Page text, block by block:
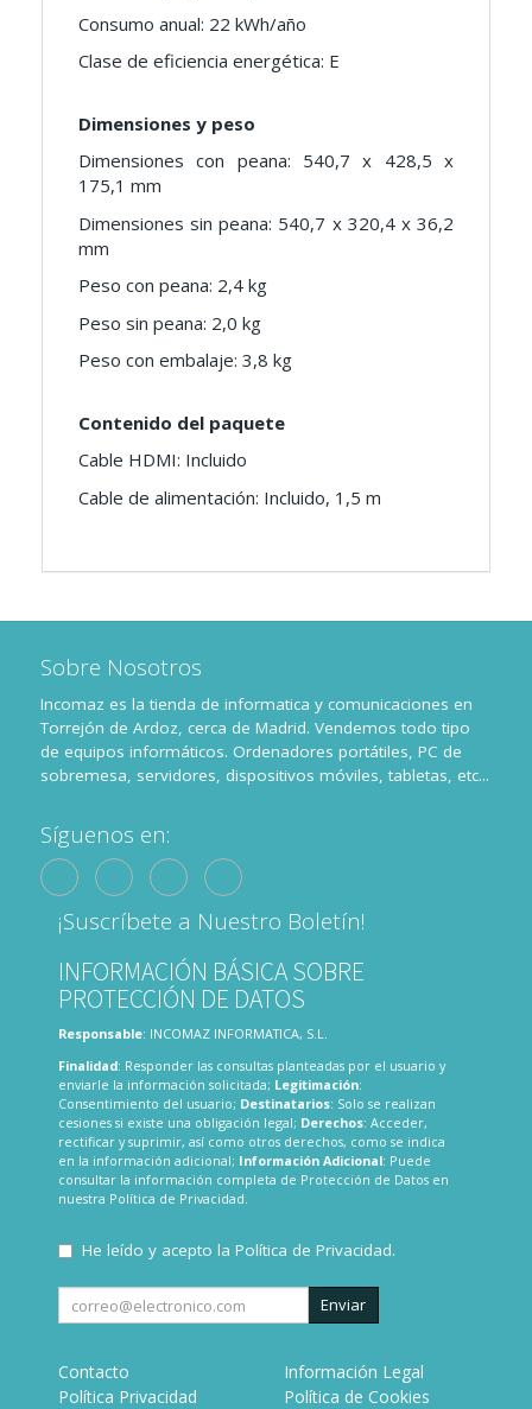
Consumo anual: 22 kWh/año
Clase de eficiencia energética: E
Dimensiones y peso
Dimensiones con peana: 540,7 x 428,5 x
175,1 mm
Dimensiones sin peana: 540,7 x 320,4 x 36,2
mm
Peso con peana: 2,4 kg
Peso sin peana: 2,0 kg
Peso con embalaje: 3,8 kg
Contenido del paquete
Cable HDMI: Incluido
Cable de alimentación: Incluido, 1,5 m
Sobre Nosotros
Incomaz es la tienda de informatica y comunicaciones en
Torrejón de Ardoz, cerca de Madrid. Vendemos todo tipo
de equipos informáticos. Ordenadores portátiles, PC de
sobremesa, servidores, dispositivos móviles, tabletas, etc...
Síguenos en:
¡Suscríbete a Nuestro Boletín!
INFORMACIÓN BÁSICA SOBRE
PROTECCIÓN DE DATOS
Responsable: INCOMAZ INFORMATICA, S.L.
Finalidad: Responder las consultas planteadas por el usuario y
enviarle la información solicitada; Legitimación:
Consentimiento del usuario; Destinatarios: Solo se realizan
cesiones si existe una obligación legal; Derechos: Acceder,
rectificar y suprimir, así como otros derechos, como se indica
en la información adicional; Información Adicional: Puede
consultar la información completa de Protección de Datos en
nuestra Política de Privacidad
He leído y acepto la Política de Privacidad.
Enviar
Contacto
Información Legal
Política Privacidad
Política de Cookies